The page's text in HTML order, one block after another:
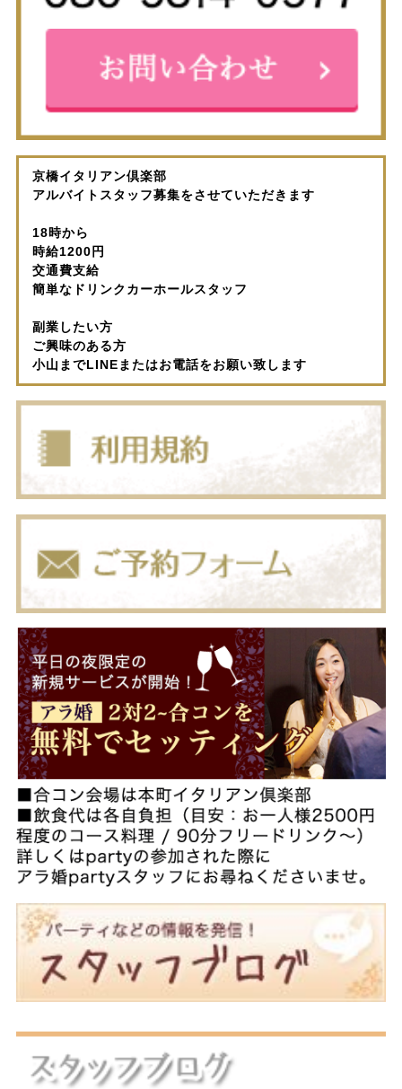
京橋イタリアン倶楽部
アルバイトスタッフ募集をさせていただきます
18時から
時給1200円
交通費支給
簡単なドリンクカーホールスタッフ
副業したい方
ご興味のある方
小山までLINEまたはお電話をお願い致します